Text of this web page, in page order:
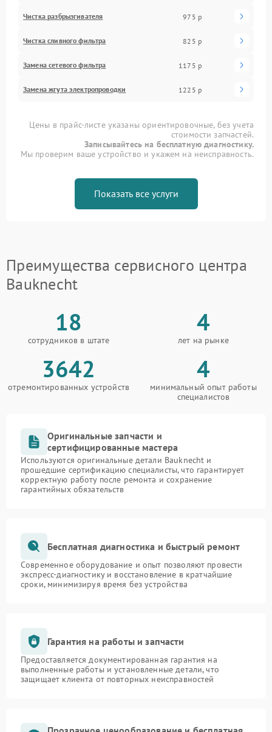
Чистка разбрызгивателя 975 р
Чистка сливного фильтра 825 р
Замена сетевого фильтра 1175 р
Замена жгута электропроводки 1225 р
Цены в прайс-листе указаны ориентировочные, без учета
стоимости запчастей.
Записывайтесь на бесплатную диагностику.
Мы проверим ваше устройство и укажем на неисправность.
Показать все услуги
Преимущества сервисного центра
Bauknecht
18
сотрудников в штате
4
лет на рынке
3642
отремонтированных устройств
4
минимальный опыт работы
специалистов
Оригинальные запчасти и
сертифицированные мастера
Используются оригинальные детали Bauknecht и
прошедшие сертификацию специалисты, что гарантирует
корректную работу после ремонта и сохранение
гарантийных обязательств
Бесплатная диагностика и быстрый ремонт
Современное оборудование и опыт позволяют провести
экспресс-диагностику и восстановление в кратчайшие
сроки, минимизируя время без устройства
Гарантия на работы и запчасти
Предоставляется документированная гарантия на
выполненные работы и установленные детали, что
защищает клиента от повторных неисправностей